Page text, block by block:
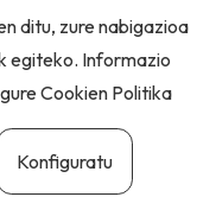
ditu, zure nabigazioa
egiteko. Informazio
Cookien Politika
Konfiguratu